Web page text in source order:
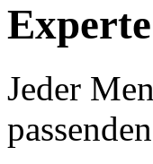
Jeder